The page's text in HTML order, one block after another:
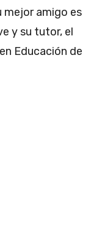
mejor amigo es
y su tutor, el
Educación de